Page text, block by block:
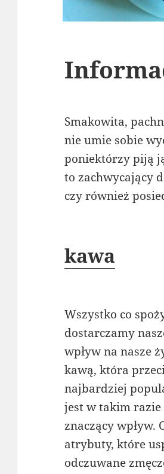
Smakowita,
nie umie sobie
poniektórzy piją
to zachwycający
czy również
kawa
Wszystko co
dostarczamy
wpływ na nasze
kawą, która
najbardziej
jest w takim
znaczący
atrybuty, które
odczuwane